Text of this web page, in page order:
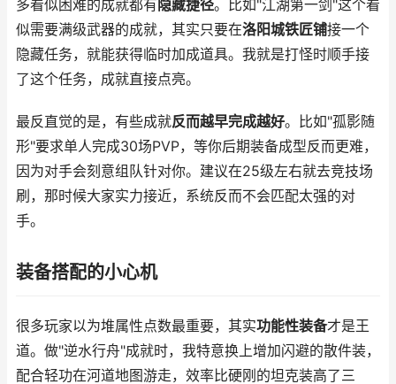
多看似困难的成就都有 隐藏捷径。比如"江湖第一剑"这个看
似需要满级武器的成就，其实只要在洛阳城铁匠铺接一个
隐藏任务，就能获得临时加成道具。我就是打怪时顺手接
了这个任务，成就直接点亮。
最反直觉的是，有些成就反而越早完成越好。比如"孤影随
形"要求单人完成30场PVP，等你后期装备成型反而更难，
因为对手会刻意组队针对你。建议在25级左右就去竞技场
刷，那时候大家实力接近，系统反而不会匹配太强的对
手。
装备搭配的小心机
很多玩家以为堆属性点数最重要，其实功能性装备才是王
道。做"逆水行舟"成就时，我特意换上增加闪避的散件装，
配合轻功在河道地图游走，效率比硬刚的坦克装高了三